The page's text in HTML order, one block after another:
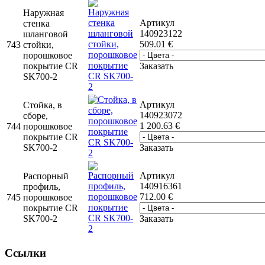
743
Наружная
стенка
шланговой
стойки,
порошковое
покрытие CR
SK700-2
Артикул
140923122
509.01 €
Заказать
744
Стойка, в
сборе,
порошковое
покрытие CR
SK700-2
Артикул
140923072
1 200.63 €
Заказать
745
Распорный
профиль,
порошковое
покрытие CR
SK700-2
Артикул
140916361
712.00 €
Заказать
Ссылки